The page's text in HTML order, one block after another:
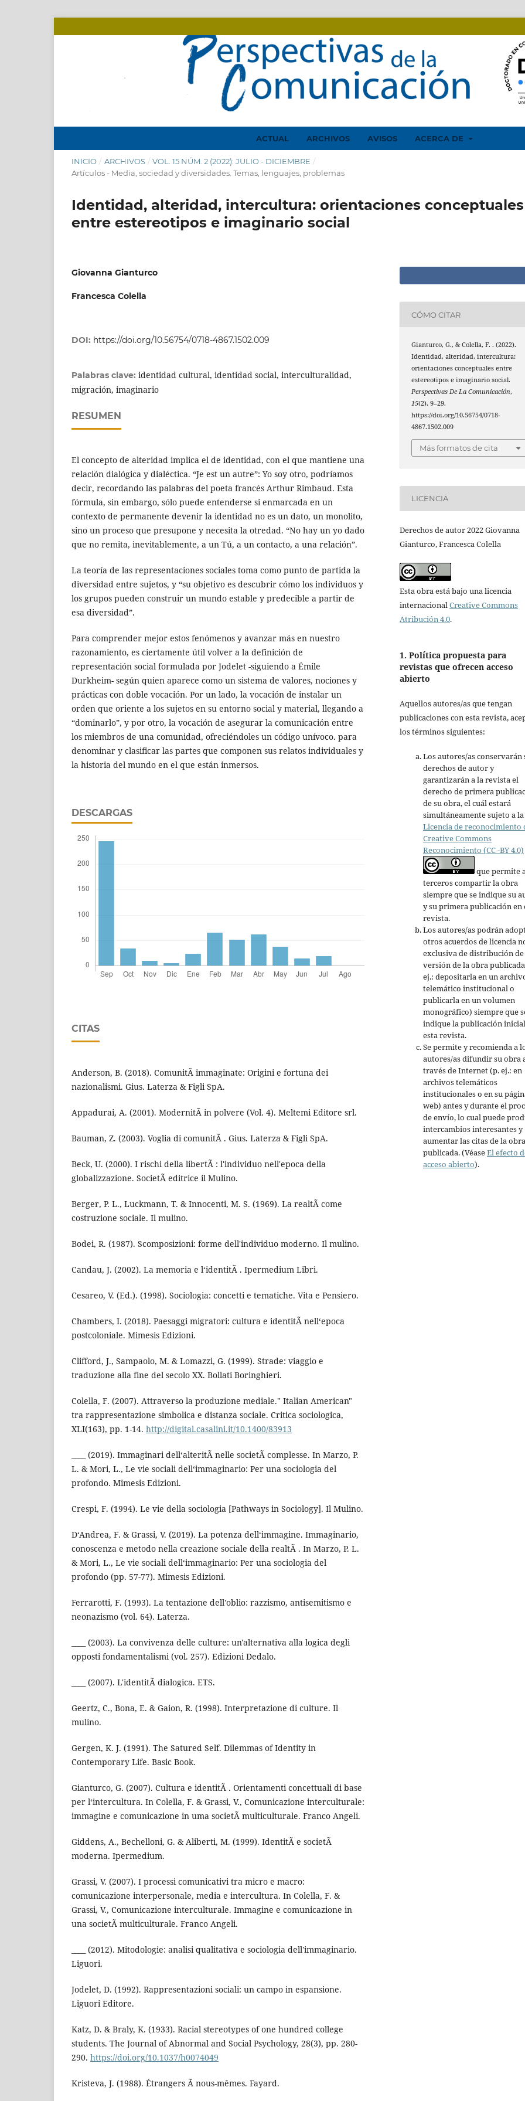
ACTUAL ARCHIVOS AVISOS ACERCA DE
INICIO / ARCHIVOS / VOL. 15 NÚM. 2 (2022): JULIO - DICIEMBRE /
Artículos - Media, sociedad y diversidades. Temas, lenguajes, problemas
Identidad, alteridad, intercultura: orientaciones conceptuales
entre estereotipos e imaginario social
Giovanna Gianturco
Francesca Colella
DOI: https://doi.org/10.56754/0718-4867.1502.009
Palabras clave: identidad cultural, identidad social, interculturalidad,
migración, imaginario
RESUMEN
El concepto de alteridad implica el de identidad, con el que mantiene una
relación dialógica y dialéctica. “Je est un autre”: Yo soy otro, podríamos
decir, recordando las palabras del poeta francés Arthur Rimbaud. Esta
fórmula, sin embargo, sólo puede entenderse si enmarcada en un
contexto de permanente devenir la identidad no es un dato, un monolito,
sino un proceso que presupone y necesita la otredad. “No hay un yo dado
que no remita, inevitablemente, a un Tú, a un contacto, a una relación”.
La teoría de las representaciones sociales toma como punto de partida la
diversidad entre sujetos, y “su objetivo es descubrir cómo los individuos y
los grupos pueden construir un mundo estable y predecible a partir de
esa diversidad”.
Para comprender mejor estos fenómenos y avanzar más en nuestro
razonamiento, es ciertamente útil volver a la definición de
representación social formulada por Jodelet -siguiendo a Émile
Durkheim- según quien aparece como un sistema de valores, nociones y
prácticas con doble vocación. Por un lado, la vocación de instalar un
orden que oriente a los sujetos en su entorno social y material, llegando a
“dominarlo”, y por otro, la vocación de asegurar la comunicación entre
los miembros de una comunidad, ofreciéndoles un código unívoco. para
denominar y clasificar las partes que componen sus relatos individuales y
la historia del mundo en el que están inmersos.
DESCARGAS
CITAS
Anderson, B. (2018). ComunitÃ immaginate: Origini e fortuna dei
nazionalismi. Gius. Laterza & Figli SpA.
Appadurai, A. (2001). ModernitÃ in polvere (Vol. 4). Meltemi Editore srl.
Bauman, Z. (2003). Voglia di comunitÃ . Gius. Laterza & Figli SpA.
Beck, U. (2000). I rischi della libertÃ : l'individuo nell'epoca della
globalizzazione. SocietÃ editrice il Mulino.
Berger, P. L., Luckmann, T. & Innocenti, M. S. (1969). La realtÃ come
costruzione sociale. Il mulino.
Bodei, R. (1987). Scomposizioni: forme dell'individuo moderno. Il mulino.
Candau, J. (2002). La memoria e l‘identitÃ . Ipermedium Libri.
Cesareo, V. (Ed.). (1998). Sociologia: concetti e tematiche. Vita e Pensiero.
Chambers, I. (2018). Paesaggi migratori: cultura e identitÃ nell‘epoca
postcoloniale. Mimesis Edizioni.
Clifford, J., Sampaolo, M. & Lomazzi, G. (1999). Strade: viaggio e
traduzione alla fine del secolo XX. Bollati Boringhieri.
Colella, F. (2007). Attraverso la produzione mediale." Italian American"
tra rappresentazione simbolica e distanza sociale. Critica sociologica,
XLI(163), pp. 1-14. http://digital.casalini.it/10.1400/83913
____ (2019). Immaginari dell‘alteritÃ nelle societÃ complesse. In Marzo, P.
L. & Mori, L., Le vie sociali dell‘immaginario: Per una sociologia del
profondo. Mimesis Edizioni.
Crespi, F. (1994). Le vie della sociologia [Pathways in Sociology]. Il Mulino.
D‘Andrea, F. & Grassi, V. (2019). La potenza dell‘immagine. Immaginario,
conoscenza e metodo nella creazione sociale della realtÃ . In Marzo, P. L.
& Mori, L., Le vie sociali dell‘immaginario: Per una sociologia del
profondo (pp. 57-77). Mimesis Edizioni.
Ferrarotti, F. (1993). La tentazione dell'oblio: razzismo, antisemitismo e
neonazismo (vol. 64). Laterza.
____ (2003). La convivenza delle culture: un'alternativa alla logica degli
opposti fondamentalismi (vol. 257). Edizioni Dedalo.
____ (2007). L'identitÃ dialogica. ETS.
Geertz, C., Bona, E. & Gaion, R. (1998). Interpretazione di culture. Il
mulino.
Gergen, K. J. (1991). The Satured Self. Dilemmas of Identity in
Contemporary Life. Basic Book.
Gianturco, G. (2007). Cultura e identitÃ . Orientamenti concettuali di base
per l‘intercultura. In Colella, F. & Grassi, V., Comunicazione interculturale:
immagine e comunicazione in uma societÃ multiculturale. Franco Angeli.
Giddens, A., Bechelloni, G. & Aliberti, M. (1999). IdentitÃ e societÃ
moderna. Ipermedium.
Grassi, V. (2007). I processi comunicativi tra micro e macro:
comunicazione interpersonale, media e intercultura. In Colella, F. &
Grassi, V., Comunicazione interculturale. Immagine e comunicazione in
una societÃ multiculturale. Franco Angeli.
____ (2012). Mitodologie: analisi qualitativa e sociologia dell'immaginario.
Liguori.
Jodelet, D. (1992). Rappresentazioni sociali: un campo in espansione.
Liguori Editore.
Katz, D. & Braly, K. (1933). Racial stereotypes of one hundred college
students. The Journal of Abnormal and Social Psychology, 28(3), pp. 280-
290. https://doi.org/10.1037/h0074049
Kristeva, J. (1988). Étrangers Ã nous-mêmes. Fayard.
CÓMO CITAR
Gianturco, G., & Colella, F. . (2022).
Identidad, alteridad, intercultura:
orientaciones conceptuales entre
estereotipos e imaginario social.
Perspectivas De La Comunicación,
15(2), 9–29.
https://doi.org/10.56754/0718-
4867.1502.009
Más formatos de cita
LICENCIA
Derechos de autor 2022 Giovanna
Gianturco, Francesca Colella
Esta obra está bajo una licencia
internacional Creative Commons
Atribución 4.0.
1. Política propuesta para
revistas que ofrecen acceso
abierto
Aquellos autores/as que tengan
publicaciones con esta revista,
los términos siguientes:
Los autores/as conservarán
derechos de autor y
garantizarán a la revista el
derecho de primera
de su obra, el cuál estará
simultáneamente sujeto a la
Licencia de reconocimiento
Creative Commons
Reconocimiento (CC -BY 4.0)
que permite a
terceros compartir la obra
siempre que se indique su
y su primera publicación en
revista.
Los autores/as podrán
otros acuerdos de licencia
exclusiva de distribución de
versión de la obra
ej.: depositarla en un
telemático institucional o
publicarla en un volumen
monográfico) siempre que
indique la publicación
esta revista.
Se permite y recomienda a
autores/as difundir su obra
través de Internet (p. ej.: en
archivos telemáticos
institucionales o en su
web) antes y durante el
de envío, lo cual puede
intercambios interesantes y
aumentar las citas de la obra
publicada. (VéaseEl efecto
acceso abierto).